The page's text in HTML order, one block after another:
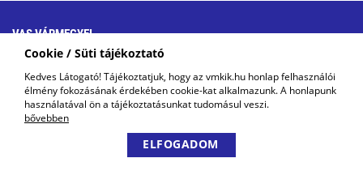
Cookie / Süti tájékoztató
Kedves Látogató! Tájékoztatjuk, hogy az vmkik.hu honlap felhasználói
élmény fokozásának érdekében cookie-kat alkalmazunk. A honlapunk
használatával ön a tájékoztatásunkat tudomásul veszi.
bővebben
ELFOGADOM
VAS VÁRMEGYEI
KERESKEDELMI ÉS IPARKAMARA
POWERED BY POSITIVE ADAMSKY